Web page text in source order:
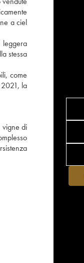
a ciel
leggera
stessa
come
la
vigne di